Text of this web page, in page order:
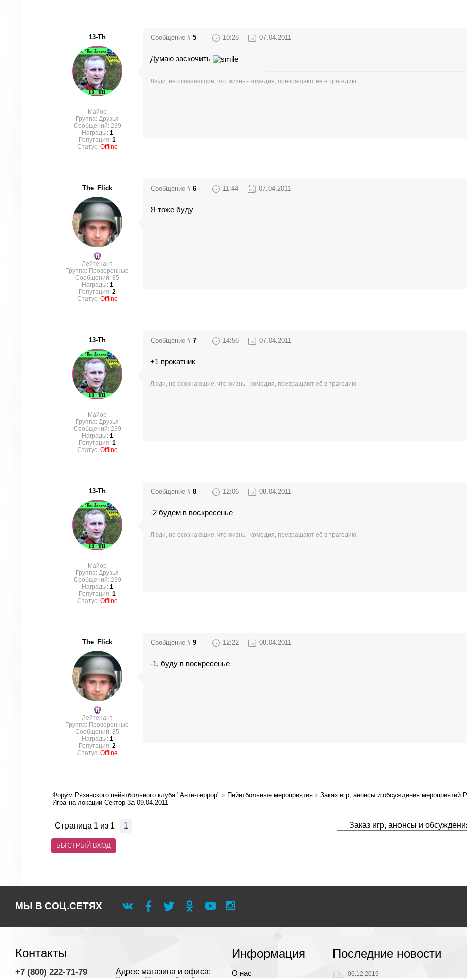
13-Th
Майор
Группа: Друзья
Сообщений: 239
Награды: 1
Репутация: 1
Статус: Offline
Сообщение # 5 10:28 07.04.2011
Думаю заскочить
Люди, не осознающие, что жизнь - комедия, превращают её в трагедию.
The_Flick
Лейтенант
Группа: Проверенные
Сообщений: 85
Награды: 1
Репутация: 2
Статус: Offline
Сообщение # 6 11:44 07.04.2011
Я тоже буду
13-Th
Майор
Группа: Друзья
Сообщений: 239
Награды: 1
Репутация: 1
Статус: Offline
Сообщение # 7 14:56 07.04.2011
+1 прокатник
Люди, не осознающие, что жизнь - комедия, превращают её в трагедию.
13-Th
Майор
Группа: Друзья
Сообщений: 239
Награды: 1
Репутация: 1
Статус: Offline
Сообщение # 8 12:06 08.04.2011
-2 будем в воскресенье
Люди, не осознающие, что жизнь - комедия, превращают её в трагедию.
The_Flick
Лейтенант
Группа: Проверенные
Сообщений: 85
Награды: 1
Репутация: 2
Статус: Offline
Сообщение # 9 12:22 08.04.2011
-1, буду в воскресенье
Форум Рязанского пейнтбольного клуба "Анти-террор" » Пейнтбольные мероприятия » Заказ игр, анонсы и обсуждения мероприятий
Игра на локации Сектор 3а 09.04.2011
Страница 1 из 1 1
МЫ В СОЦ.СЕТЯХ
Контакты
+7 (800) 222-71-79
Адрес магазина и офиса:
Информация
О нас
Последние новости
06.12.2019